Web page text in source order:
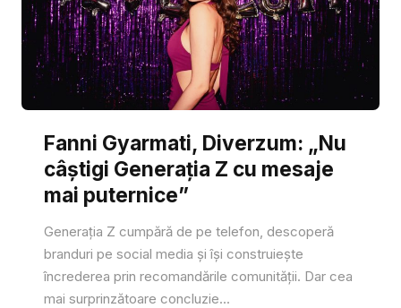
Fanni Gyarmati, Diverzum: „Nu
câștigi Generația Z cu mesaje
mai puternice”
Generația Z cumpără de pe telefon, descoperă
branduri pe social media și își construiește
încrederea prin recomandările comunității. Dar cea
mai surprinzătoare concluzie...